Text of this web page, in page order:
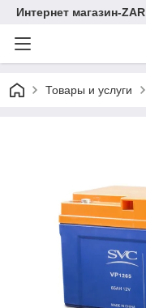
Интернет магазин-ZAR
Товары и услуги